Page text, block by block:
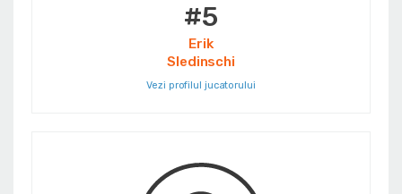
#5
Erik
Sledinschi
Vezi profilul jucatorului